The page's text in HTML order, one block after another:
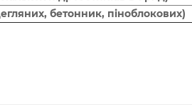
бетонник, піноблокових)